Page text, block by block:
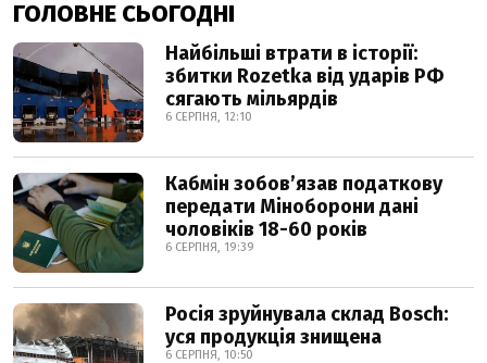
ГОЛОВНЕ СЬОГОДНІ
Найбільші втрати в історії:
збитки Rozetka від ударів РФ
сягають мільярдів
6 СЕРПНЯ, 12:10
Кабмін зобовʼязав податкову
передати Міноборони дані
чоловіків 18-60 років
6 СЕРПНЯ, 19:39
Росія зруйнувала склад Bosch:
уся продукція знищена
6 СЕРПНЯ, 10:50